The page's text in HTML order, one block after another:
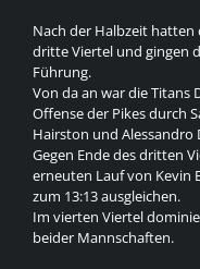
Nach der Halbzeit hatten
dritte Viertel und gingen
Führung.
Von da an war die Titans
Offense der Pikes durch
Hairston und
Gegen Ende des dritten
erneuten Lauf von Kevin
zum 13:13 ausgleichen.
Im vierten Viertel
beider Mannschaften.